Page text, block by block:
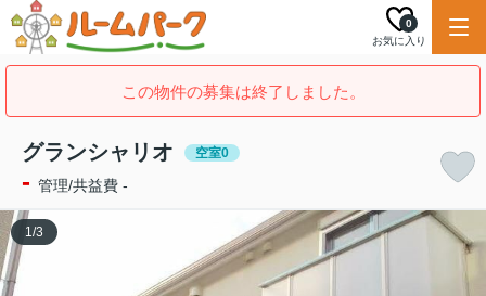
お気に入り
0
この物件の募集は終了しました。
グランシャリオ 空室0
- 管理/共益費 -
1/3